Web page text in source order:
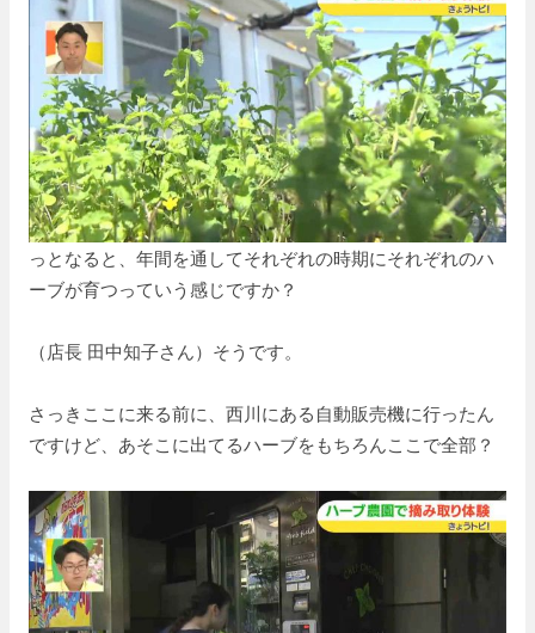
っとなると、年間を通してそれぞれの時期にそれぞれのハ
ーブが育つっていう感じですか？
（店長 田中知子さん）そうです。
さっきここに来る前に、西川にある自動販売機に行ったん
ですけど、あそこに出てるハーブをもちろんここで全部？